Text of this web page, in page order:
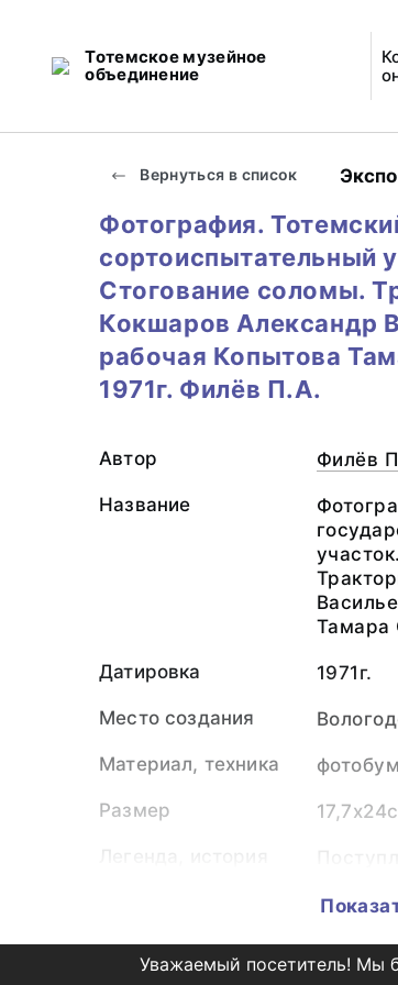
Тотемское музейное
объединение
Вернуться в список
Фотография.
сортоиспытательный
Стогование соломы.
Кокшаров Александр
рабочая Копытова
1971г. Филёв П.А.
Автор Филёв
Название
Тамара
Датировка 1971г.
Место создания
Материал, техника
Размер
Коллекция
Уважаемый посетитель! Мы